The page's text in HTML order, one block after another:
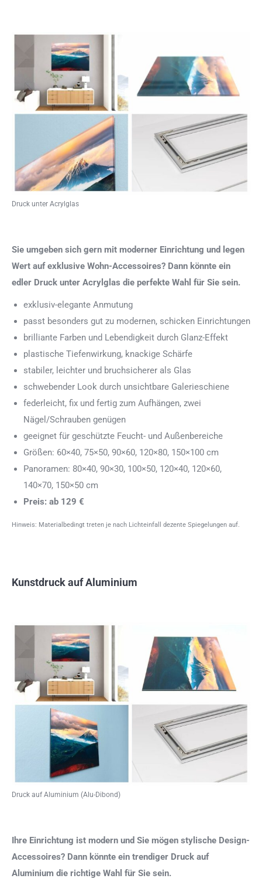
Druck unter Acrylglas
Sie umgeben sich gern mit moderner Einrichtung und legen
Wert auf exklusive Wohn-Accessoires? Dann könnte ein
edler Druck unter Acrylglas die perfekte Wahl für Sie sein.
exklusiv-elegante Anmutung
passt besonders gut zu modernen, schicken Einrichtungen
brilliante Farben und Lebendigkeit durch Glanz-Effekt
plastische Tiefenwirkung, knackige Schärfe
stabiler, leichter und bruchsicherer als Glas
schwebender Look durch unsichtbare Galerieschiene
federleicht, fix und fertig zum Aufhängen, zwei
Nägel/Schrauben genügen
geeignet für geschützte Feucht- und Außenbereiche
Größen: 60×40, 75×50, 90×60, 120×80, 150×100 cm
Panoramen: 80×40, 90×30, 100×50, 120×40, 120×60,
140×70, 150×50 cm
Preis: ab 129 €
Hinweis: Materialbedingt treten je nach Lichteinfall dezente Spiegelungen auf.
Kunstdruck auf Aluminium
Druck auf Aluminium (Alu-Dibond)
Ihre Einrichtung ist modern und Sie mögen stylische Design-
Accessoires? Dann könnte ein trendiger Druck auf
Aluminium die richtige Wahl für Sie sein.